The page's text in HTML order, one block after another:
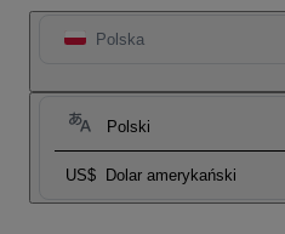
Polska
Polski
US$ Dolar amerykański